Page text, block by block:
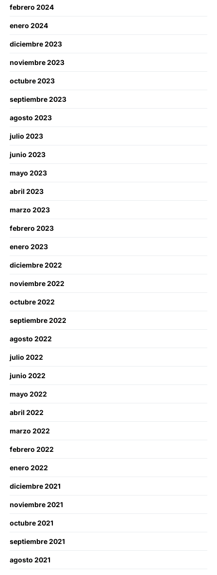
febrero 2024
enero 2024
diciembre 2023
noviembre 2023
octubre 2023
septiembre 2023
agosto 2023
julio 2023
junio 2023
mayo 2023
abril 2023
marzo 2023
febrero 2023
enero 2023
diciembre 2022
noviembre 2022
octubre 2022
septiembre 2022
agosto 2022
julio 2022
junio 2022
mayo 2022
abril 2022
marzo 2022
febrero 2022
enero 2022
diciembre 2021
noviembre 2021
octubre 2021
septiembre 2021
agosto 2021